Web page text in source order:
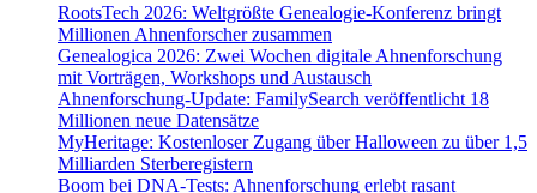
RootsTech 2026: Weltgrößte Genealogie-Konferenz bringt
Millionen Ahnenforscher zusammen
Genealogica 2026: Zwei Wochen digitale Ahnenforschung
mit Vorträgen, Workshops und Austausch
Ahnenforschung-Update: FamilySearch veröffentlicht 18
Millionen neue Datensätze
MyHeritage: Kostenloser Zugang über Halloween zu über 1,5
Milliarden Sterberegistern
Boom bei DNA-Tests: Ahnenforschung erlebt rasant